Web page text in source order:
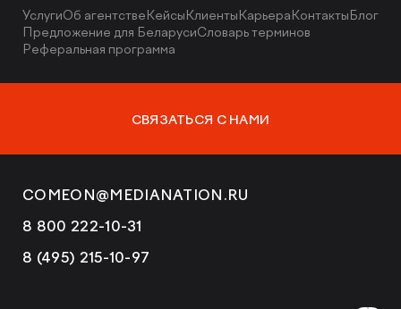
УслугиОб агентствеКейсыКлиентыКарьераКонтактыБлог
Предложение для БеларусиСловарь терминов
Реферальная программа
СВЯЗАТЬСЯ С НАМИ
COMEON@MEDIANATION.RU
8 800 222-10-31
8 (495) 215-10-97